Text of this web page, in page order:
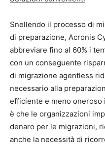
Snellendo il processo di
di preparazione, Acronis
abbreviare fino al 60% i
con un conseguente
di migrazione agentless
necessario alla
efficiente e meno
è che le organizzazioni
denaro per le migrazioni,
anche la necessità di